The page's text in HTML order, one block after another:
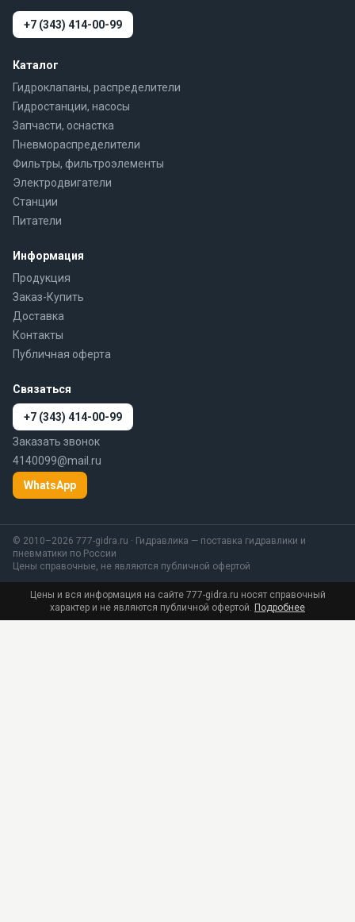
+7 (343) 414-00-99
Каталог
Гидроклапаны, распределители
Гидростанции, насосы
Запчасти, оснастка
Пневмораспределители
Фильтры, фильтроэлементы
Электродвигатели
Станции
Питатели
Информация
Продукция
Заказ-Купить
Доставка
Контакты
Публичная оферта
Связаться
+7 (343) 414-00-99
Заказать звонок
4140099@mail.ru
WhatsApp
© 2010–2026 777-gidra.ru · Гидравлика — поставка гидравлики и
пневматики по России
Цены справочные, не являются публичной офертой
Цены и вся информация на сайте 777-gidra.ru носят справочный
характер и не являются публичной офертой. Подробнее